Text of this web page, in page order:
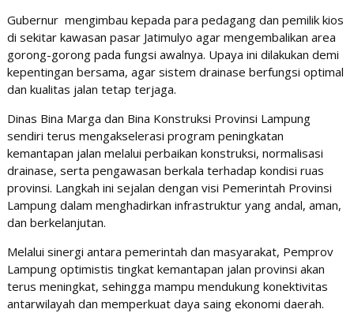
Gubernur mengimbau kepada para pedagang dan pemilik kios
di sekitar kawasan pasar Jatimulyo agar mengembalikan area
gorong-gorong pada fungsi awalnya. Upaya ini dilakukan demi
kepentingan bersama, agar sistem drainase berfungsi optimal
dan kualitas jalan tetap terjaga.
Dinas Bina Marga dan Bina Konstruksi Provinsi Lampung
sendiri terus mengakselerasi program peningkatan
kemantapan jalan melalui perbaikan konstruksi, normalisasi
drainase, serta pengawasan berkala terhadap kondisi ruas
provinsi. Langkah ini sejalan dengan visi Pemerintah Provinsi
Lampung dalam menghadirkan infrastruktur yang andal, aman,
dan berkelanjutan.
Melalui sinergi antara pemerintah dan masyarakat, Pemprov
Lampung optimistis tingkat kemantapan jalan provinsi akan
terus meningkat, sehingga mampu mendukung konektivitas
antarwilayah dan memperkuat daya saing ekonomi daerah.